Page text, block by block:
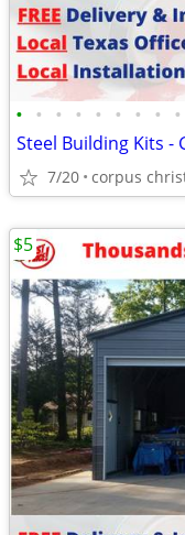
• • • • • • • • •
Steel Building Kits -
7/20 corpus
$5